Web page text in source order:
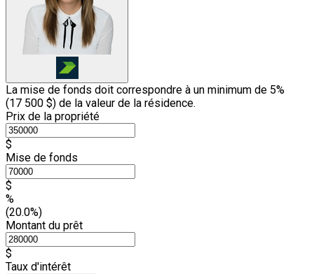
La mise de fonds doit correspondre à un minimum de 5%
(17 500 $) de la valeur de la résidence.
Prix de la propriété
$
Mise de fonds
$
%
(20.0%)
Montant du prêt
$
Taux d'intérêt